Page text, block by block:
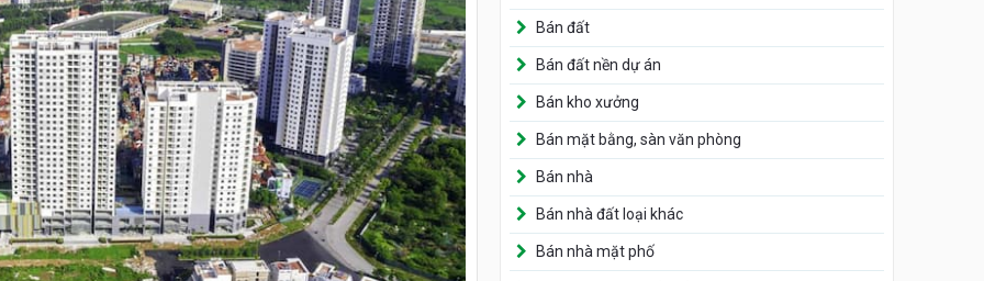
Bán đất
Bán đất nền dự án
Bán kho xưởng
Bán mặt bằng, sàn văn phòng
Bán nhà
Bán nhà đất loại khác
Bán nhà mặt phố